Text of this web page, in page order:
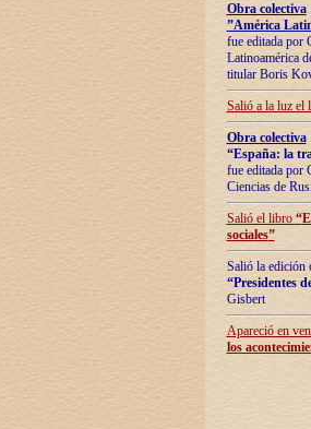
Obra colectiva
”América
fue editada por
Latinoamérica
titular Boris
Salió a la luz el
Obra colectiva
“España: la
fue editada por
Ciencias de
Salió el libro “
sociales”
Salió la edición
“Presidentes
Gisbert
Apareció en
los